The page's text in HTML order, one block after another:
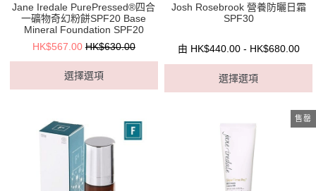
Jane Iredale PurePressed®四合
一礦物奇幻粉餅SPF20 Base
Mineral Foundation SPF20
HK$567.00 HK$630.00
選擇選項
Josh Rosebrook 營養防曬日霜
SPF30
由 HK$440.00 - HK$680.00
選擇選項
售罄